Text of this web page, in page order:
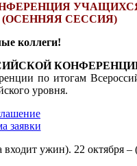
СЕССИЯ)
коллеги!
по итогам
уровня.
заявки
входит ужин). 22 октября